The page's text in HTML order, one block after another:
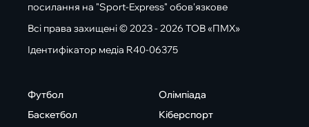
посилання на "Sport-Express" обов'язкове
Всі права захищені © 2023 - 2026 ТОВ «ПМХ»
Ідентифікатор медіа R40-06375
Футбол
Баскетбол
Олімпіада
Кіберспорт